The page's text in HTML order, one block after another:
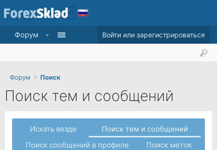
Форум Поиск
Поиск тем и сообщений
Искать везде
Поиск тем и сообщений
Поиск сообщений в профиле
Поиск меток
Форум Войти или зарегистрироваться